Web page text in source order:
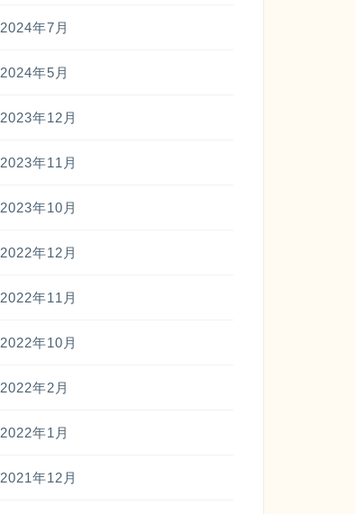
2024年7月
2024年5月
2023年12月
2023年11月
2023年10月
2022年12月
2022年11月
2022年10月
2022年2月
2022年1月
2021年12月